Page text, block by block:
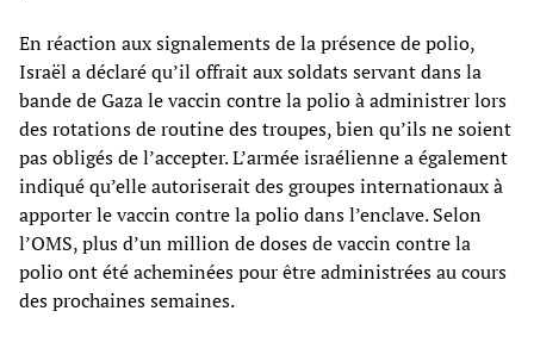
En réaction aux signalements de la présence de polio,
Israël a déclaré qu’il offrait aux soldats servant dans la
bande de Gaza le vaccin contre la polio à administrer lors
des rotations de routine des troupes, bien qu’ils ne soient
pas obligés de l’accepter. L’armée israélienne a également
indiqué qu’elle autoriserait des groupes internationaux à
apporter le vaccin contre la polio dans l’enclave. Selon
l’OMS, plus d’un million de doses de vaccin contre la
polio ont été acheminées pour être administrées au cours
des prochaines semaines.